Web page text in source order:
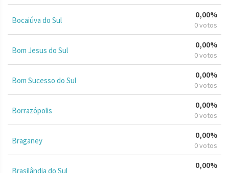
Bocaiúva do Sul
0,00%
0 votos
Bom Jesus do Sul
0,00%
0 votos
Bom Sucesso do Sul
0,00%
0 votos
Borrazópolis
0,00%
0 votos
Braganey
0,00%
0 votos
Brasilândia do Sul
0,00%